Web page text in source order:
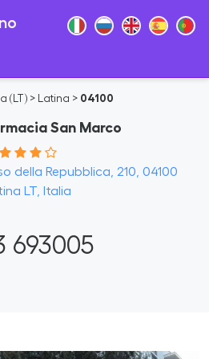
(LT) > Latina > 04100
San Marco
della Repubblica, 210, 04100
LT, Italia
693005